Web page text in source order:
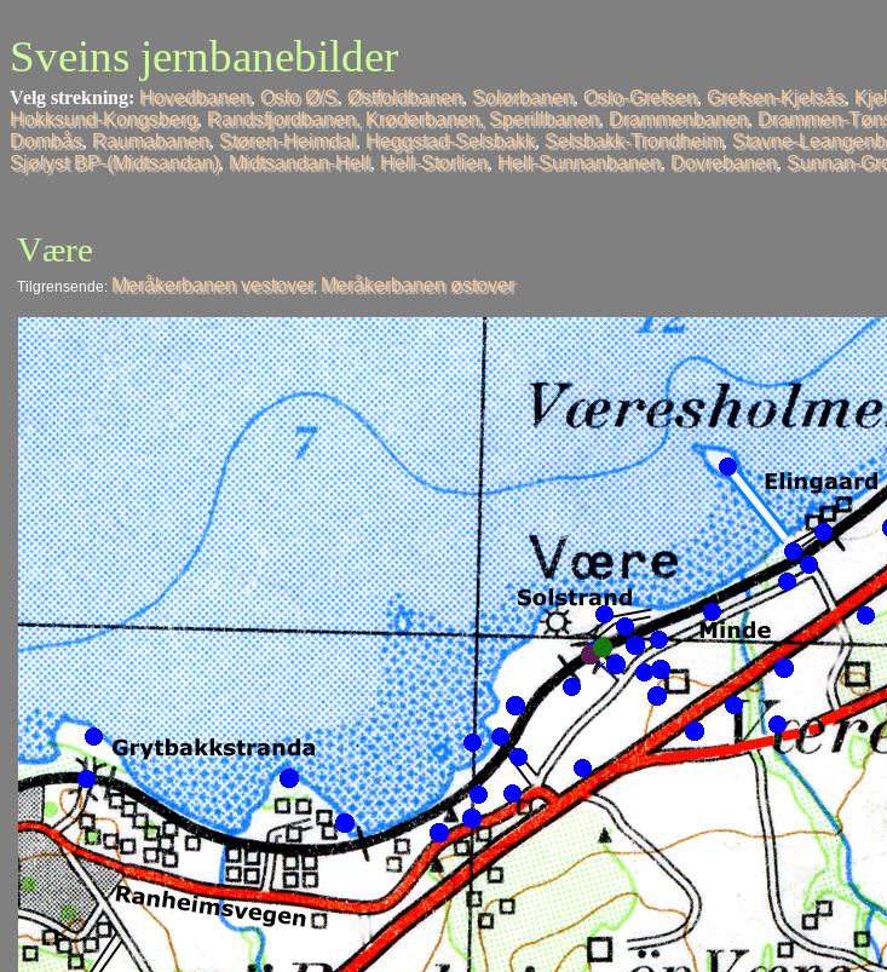
Sveins jernbanebilder
Velg strekning: Hovedbanen, Oslo Ø/S, Østfoldbanen, Solørbanen, Oslo-Grefsen, Grefsen-Kjelsås,
Hokksund-Kongsberg, Randsfjordbanen, Krøderbanen, Sperillbanen, Drammenbanen, Drammen-
Dombås, Raumabanen, Støren-Heimdal, Heggstad-Selsbakk, Selsbakk-Trondheim, Stavne-
Sjølyst BP-(Midtsandan), Midtsandan-Hell, Hell-Storlien, Hell-Sunnanbanen, Dovrebanen, Sunnan-
Være
Tilgrensende: Meråkerbanen vestover, Meråkerbanen østover